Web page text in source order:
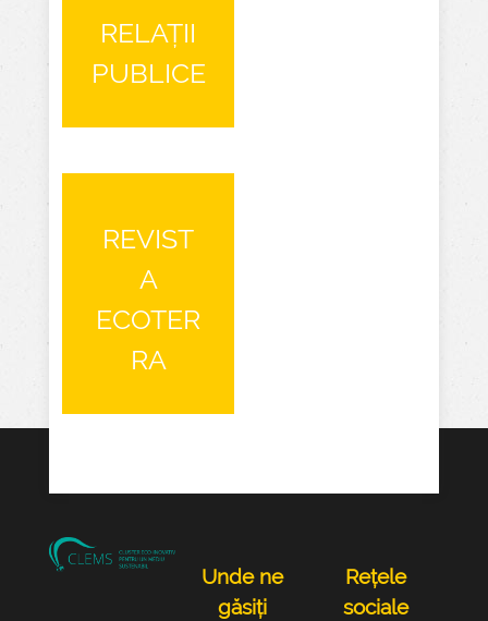
RELAȚII
PUB LICE
REVIST
A
ECOTER
RA
Unde ne
găsiți
Rețele
sociale